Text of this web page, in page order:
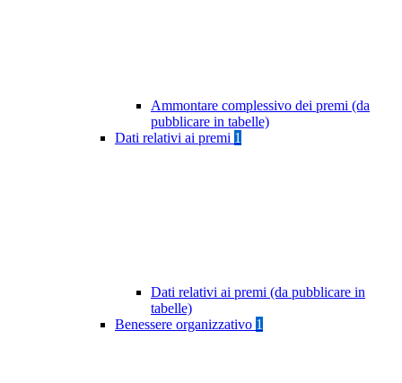
Ammontare complessivo dei premi (da
pubblicare in tabelle)
Dati relativi ai premi 1
Dati relativi ai premi (da pubblicare in
tabelle)
Benessere organizzativo 1